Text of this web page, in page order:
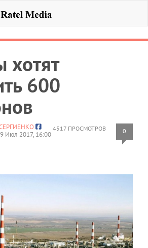
хотят
600
4517 ПРОСМОТРОВ 0
Июл 2017, 16:00